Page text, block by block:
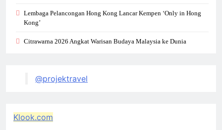
Lembaga Pelancongan Hong Kong Lancar Kempen ‘Only in Hong
Kong’
Citrawarna 2026 Angkat Warisan Budaya Malaysia ke Dunia
@projektravel
Klook.com